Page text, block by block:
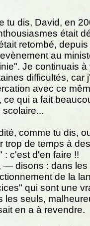
tu dis, David, en
était
retombé,
au
Je continuais à
difficultés, car
avec ce
ce qui a fait
scolaire...
comme tu dis,
trop de temps à
: c'est d'en faire !!
— disons : dans les
de la
qui sont une
les seuls,
en a à revendre.